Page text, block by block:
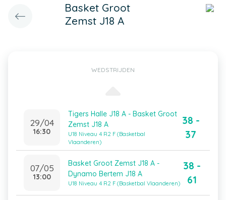
Basket Groot
Zemst J18 A
WEDSTRIJDEN
29/04
16:30
Tigers Halle J18 A - Basket Groot
Zemst J18 A
U18 Niveau 4 R2 F (Basketbal
Vlaanderen)
38 -
37
07/05
13:00
Basket Groot Zemst J18 A -
Dynamo Bertem J18 A
U18 Niveau 4 R2 F (Basketbal Vlaanderen)
38 -
61